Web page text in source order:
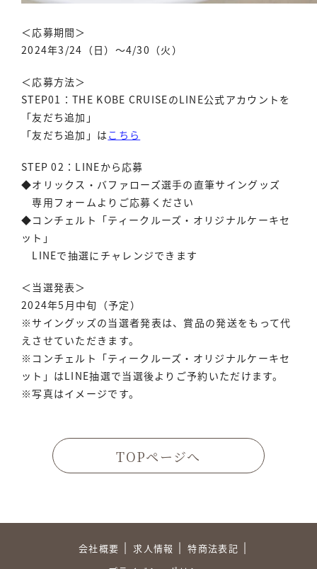
＜応募期間＞
2024年3/24（日）〜4/30（火）
＜応募方法＞
STEP01：THE KOBE CRUISEのLINE公式アカウントを
「友だち追加」
「友だち追加」は こちら
STEP 02：LINEから応募
◆オリックス・バファローズ選手の直筆サイングッズ
専用フォームよりご応募ください
◆コンチェルト「ティークルーズ・オリジナルケーキセ
ット」
LINEで抽選にチャレンジできます
＜当選発表＞
2024年5月中旬（予定）
※サイングッズの当選者発表は、賞品の発送をもって代
えさせていただきます。
※コンチェルト「ティークルーズ・オリジナルケーキセ
ット」はLINE抽選で当選後よりご予約いただけます。
※写真はイメージです。
TOPページへ
会社概要 求人情報
特商法表記